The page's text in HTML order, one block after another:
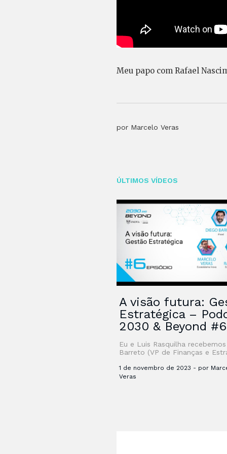
Meu papo com Rafael
por Marcelo Veras
ÚLTIMOS VÍDEOS
A visão futura:
Estratégica –
2030 & Beyond #6
Eu e Luis Rasquilha
Barreto (VP de Finanças e
futuro da Gestão Estratégica.
preferir …
1 de novembro de 2023 - por
Veras